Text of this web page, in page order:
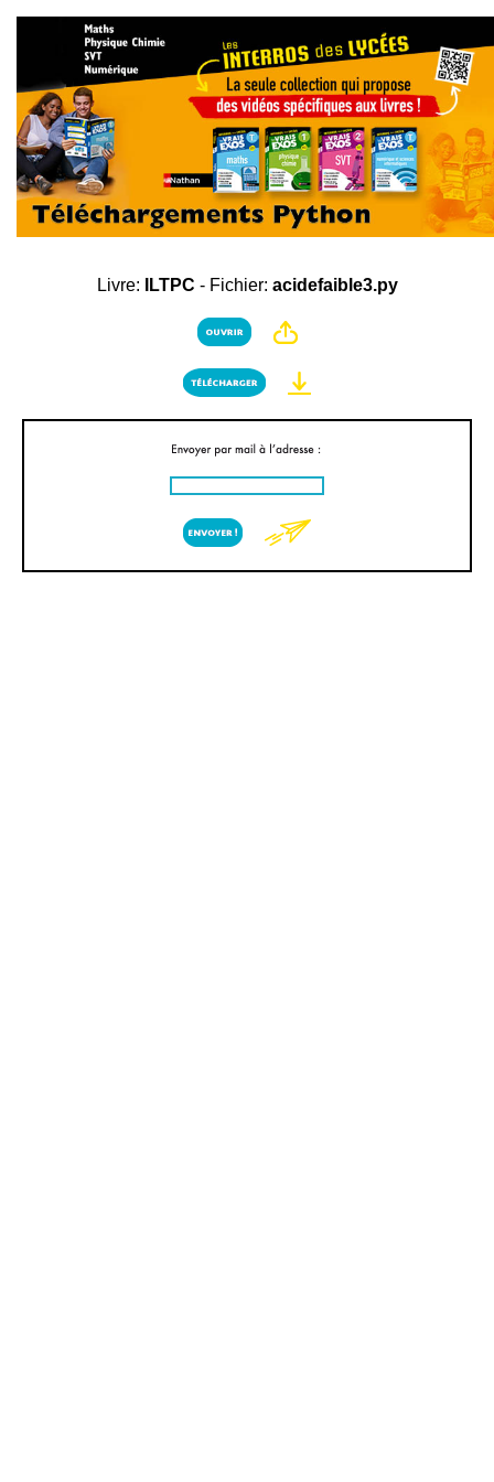
Livre: ILTPC - Fichier: acidefaible3.py